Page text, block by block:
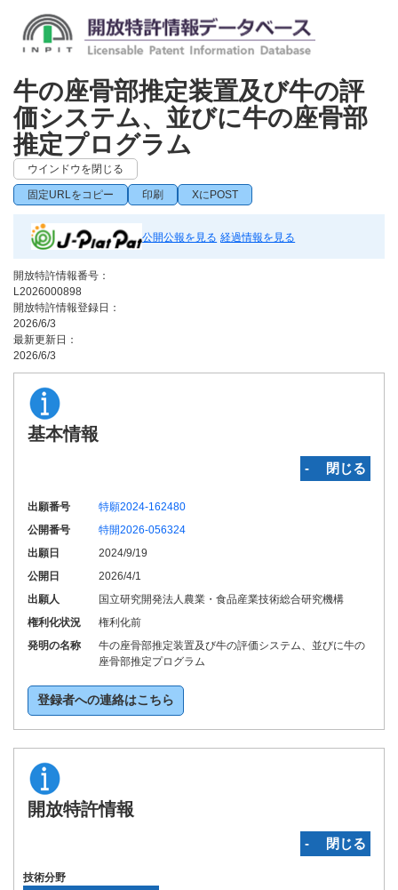
牛の座骨部推定装置及び牛の評
価システム、並びに牛の座骨部
推定プログラム
ウインドウを閉じる
固定URLをコピー 印刷 XにPOST
公開公報を見る 経過情報を見る
開放特許情報番号：
L2026000898
開放特許情報登録日：
2026/6/3
最新更新日：
2026/6/3
基本情報
‐ 閉じる
出願番号
特願2024-162480
公開番号
特開2026-056324
出願日
2024/9/19
公開日
2026/4/1
出願人
国立研究開発法人農業・食品産業技術総合研究機構
権利化状況
権利化前
発明の名称
牛の座骨部推定装置及び牛の評価システム、並びに牛の
座骨部推定プログラム
登録者への連絡はこちら
開放特許情報
‐ 閉じる
技術分野